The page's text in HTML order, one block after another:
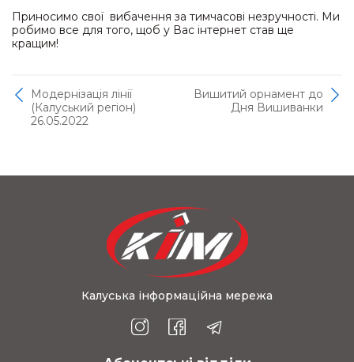
Приносимо свої вибачення за тимчасові незручності. Ми
робимо все для того, щоб у Вас інтернет став ще
кращим!
Модернізація лінії
(Калуський регіон)
26.05.2022
Вишитий орнамент до
Дня Вишиванки
Калуська інформаційна мережа